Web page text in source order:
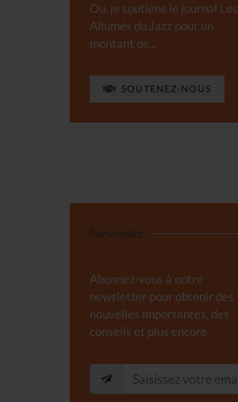
Ou, je soutiens le journal Les
Allumés du Jazz pour un
montant de...
SOUTENEZ-NOUS
Newsletter
Abonnez-vous à notre
newsletter pour obtenir des
nouvelles importantes, des
conseils et plus encore.